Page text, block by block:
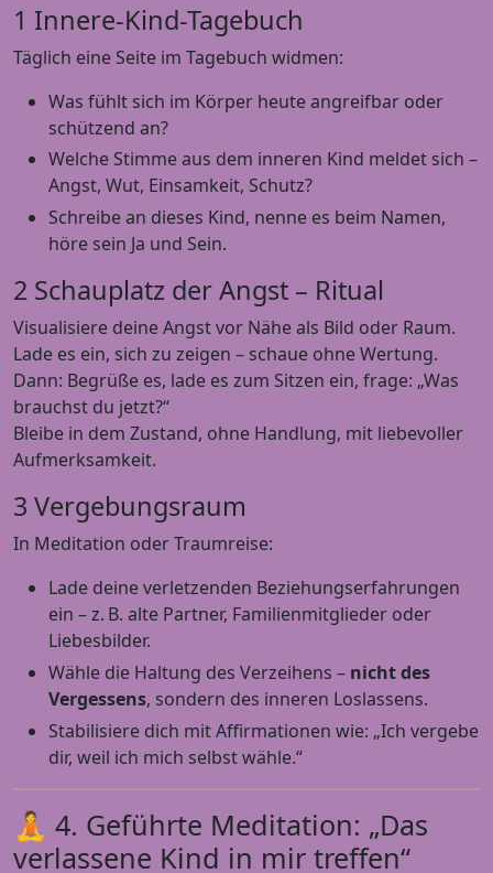
1 Innere-Kind-Tagebuch
Täglich eine Seite im Tagebuch widmen:
Was fühlt sich im Körper heute angreifbar oder
schützend an?
Welche Stimme aus dem inneren Kind meldet sich –
Angst, Wut, Einsamkeit, Schutz?
Schreibe an dieses Kind, nenne es beim Namen,
höre sein Ja und Sein.
2 Schauplatz der Angst – Ritual
Visualisiere deine Angst vor Nähe als Bild oder Raum.
Lade es ein, sich zu zeigen – schaue ohne Wertung.
Dann: Begrüße es, lade es zum Sitzen ein, frage: „Was
brauchst du jetzt?“
Bleibe in dem Zustand, ohne Handlung, mit liebevoller
Aufmerksamkeit.
3 Vergebungsraum
In Meditation oder Traumreise:
Lade deine verletzenden Beziehungserfahrungen
ein – z. B. alte Partner, Familienmitglieder oder
Liebesbilder.
Wähle die Haltung des Verzeihens – nicht des
Vergessens, sondern des inneren Loslassens.
Stabilisiere dich mit Affirmationen wie: „Ich vergebe
dir, weil ich mich selbst wähle.“
🧘 4. Geführte Meditation: „Das
verlassene Kind in mir treffen“